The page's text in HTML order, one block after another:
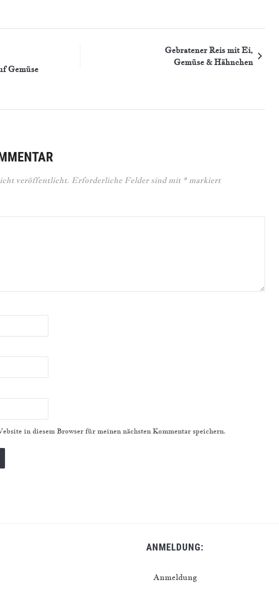
Gemüse
Gebratener Reis mit Ei,
Gemüse & Hähnchen
veröffentlicht. Erforderliche Felder sind mit *markiert
in diesem Browser für meinen nächsten Kommentar speichern.
ANMELDUNG:
Anmeldung